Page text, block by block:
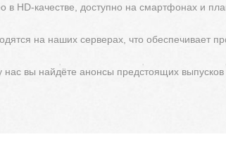
в HD-качестве, доступно на смартфонах и
на наших серверах, что обеспечивает
нас вы найдёте анонсы предстоящих